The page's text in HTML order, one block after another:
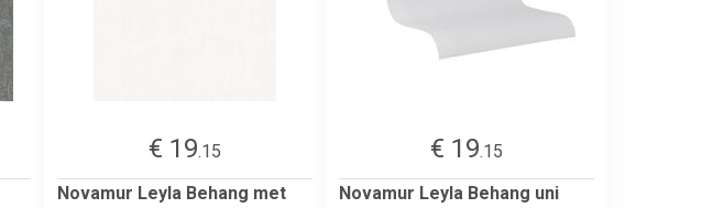
€ 19.15
Novamur Leyla Behang met
€ 19.15
Novamur Leyla Behang uni